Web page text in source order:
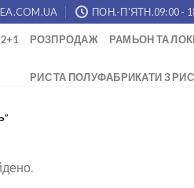
ПОН.-П'ЯТН.09:00 -
РОЗПРОДАЖ РАМЬОН ТА
РИС ТА ПОЛУФАБРИКАТИ З